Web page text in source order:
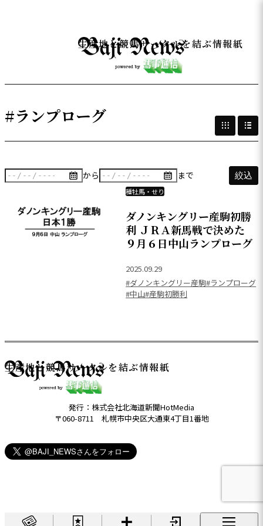
生産地と競馬サークルを結ぶ情報紙
#ランプローグ
から まで 絞込
種牡馬・せり
ダノンキングリー産駒初勝
利 ＪＲＡ新馬戦で決めた
９月６日中山ランプローグ
2025.09.29
#ダノンキングリー産駒#ランプローグ
#中山#産駒初勝利
生産地と競馬サークルを結ぶ情報紙
発行：株式会社北海道新聞HotMedia
〒060-8711 札幌市中央区大通東4丁目1番地